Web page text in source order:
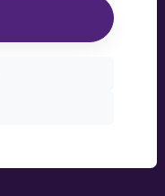
vaš telefon u modni
od gume i silikona i
Marvel i Ferrari.
često se kombiniraju